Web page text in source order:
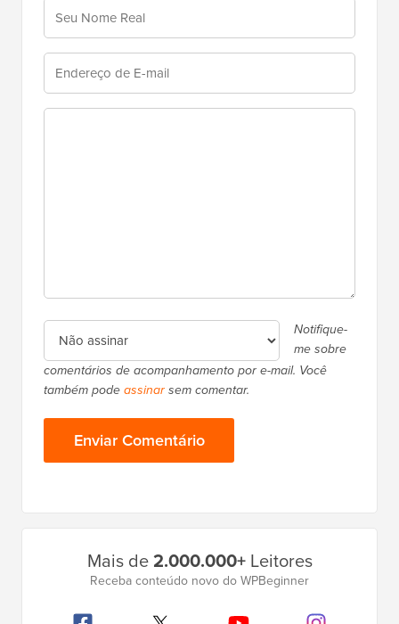
Notifique-
me sobre
comentários de acompanhamento por e-mail. Você
também podeassinarsem comentar.
Mais de2.000.000+Leitores
Receba conteúdo novo do WPBeginner